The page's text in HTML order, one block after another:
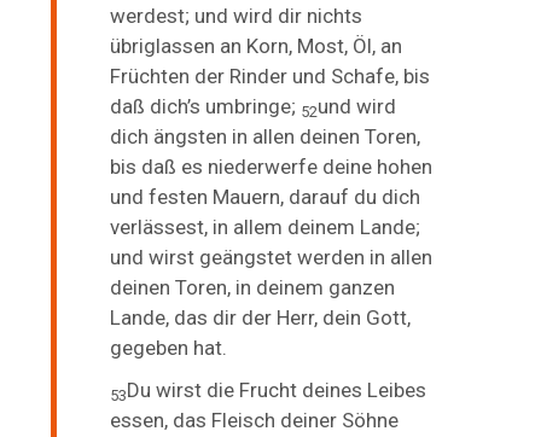
werdest; und wird dir nichts
übriglassen an Korn, Most, Öl, an
Früchten der Rinder und Schafe, bis
daß dich’s umbringe; 52und wird
dich ängsten in allen deinen Toren,
bis daß es niederwerfe deine hohen
und festen Mauern, darauf du dich
verlässest, in allem deinem Lande;
und wirst geängstet werden in allen
deinen Toren, in deinem ganzen
Lande, das dir der Herr, dein Gott,
gegeben hat.
53Du wirst die Frucht deines Leibes
essen, das Fleisch deiner Söhne